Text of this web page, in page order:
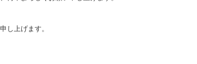
し上げます。